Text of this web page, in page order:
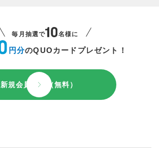
毎月抽選で 名様に
円分のQUOカードプレゼント！
新規会員登録（無料）